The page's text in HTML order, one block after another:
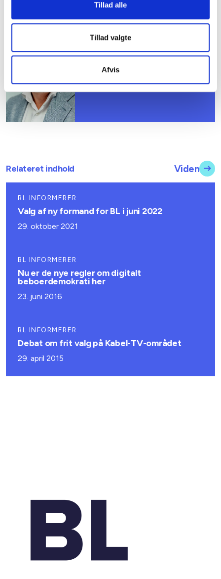
Tillad alle
Tillad valgte
Afvis
Bent Madsen
Adm. direktør
Tlf: 28 88 18 77
Mail: bma@bl.dk
Relateret indhold Viden
BL INFORMERER
Valg af ny formand for BL i juni 2022
29. oktober 2021
BL INFORMERER
Nu er de nye regler om digitalt
beboerdemokrati her
23. juni 2016
BL INFORMERER
Debat om frit valg på Kabel-TV-området
29. april 2015